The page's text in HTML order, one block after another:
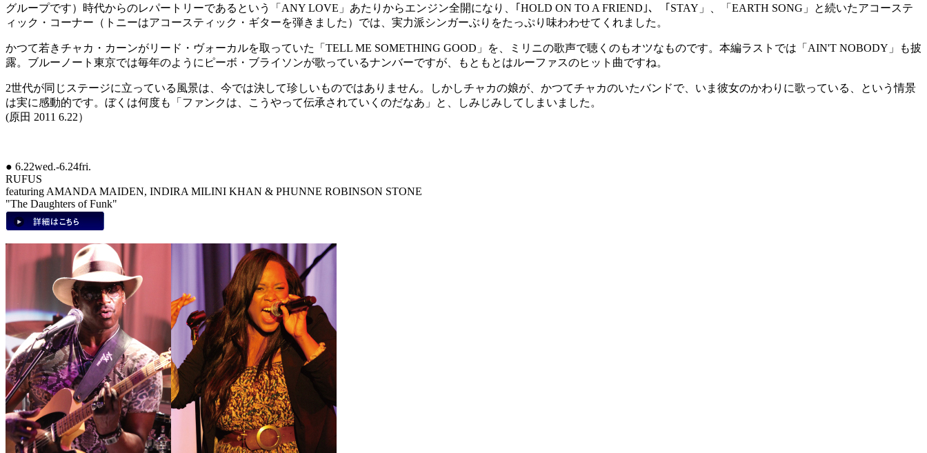
グループです）時代からのレパートリーであるという「ANY LOVE」あたりからエンジン全開になり、｢HOLD ON TO A FRIEND｣、「STAY」、「EARTH SONG」と続いたアコーステ
ィック・コーナー（トニーはアコースティック・ギターを弾きました）では、実力派シンガーぶりをたっぷり味わわせてくれました。
かつて若きチャカ・カーンがリード・ヴォーカルを取っていた「TELL ME SOMETHING GOOD」を、ミリニの歌声で聴くのもオツなものです。本編ラストでは「AIN'T NOBODY」も披
露。ブルーノート東京では毎年のようにピーボ・ブライソンが歌っているナンバーですが、もともとはルーファスのヒット曲ですね。
2世代が同じステージに立っている風景は、今では決して珍しいものではありません。しかしチャカの娘が、かつてチャカのいたバンドで、いま彼女のかわりに歌っている、という情景
は実に感動的です。ぼくは何度も「ファンクは、こうやって伝承されていくのだなあ」と、しみじみしてしまいました。
(原田 2011 6.22）
● 6.22wed.-6.24fri.
RUFUS
featuring AMANDA MAIDEN, INDIRA MILINI KHAN & PHUNNE ROBINSON STONE
"The Daughters of Funk"